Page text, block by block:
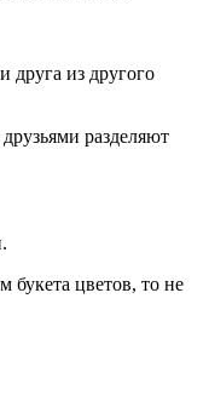
друга из другого
разделяют
букета цветов, то не